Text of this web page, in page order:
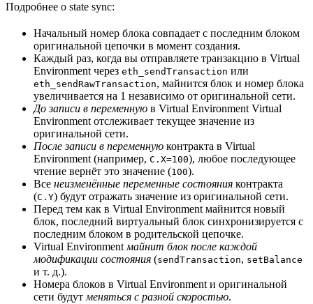
Подробнее о state sync:
Начальный номер блока совпадает с последним блоком
оригинальной цепочки в момент создания.
Каждый раз, когда вы отправляете транзакцию в Virtual
Environment через eth_sendTransaction или
eth_sendRawTransaction, майнится блок и номер блока
увеличивается на 1 независимо от оригинальной сети.
До записи в переменную в Virtual Environment Virtual
Environment отслеживает текущее значение из
оригинальной сети.
После записи в переменную контракта в Virtual
Environment (например, C.X=100), любое последующее
чтение вернёт это значение (100).
Все неизменённые переменные состояния контракта
(C.Y) будут отражать значение из оригинальной сети.
Перед тем как в Virtual Environment майнится новый
блок, последний виртуальный блок синхронизируется с
последним блоком в родительской цепочке.
Virtual Environment майнит блок после каждой
модификации состояния (sendTransaction, setBalance
и т. д.).
Номера блоков в Virtual Environment и оригинальной
сети будут меняться с разной скоростью.